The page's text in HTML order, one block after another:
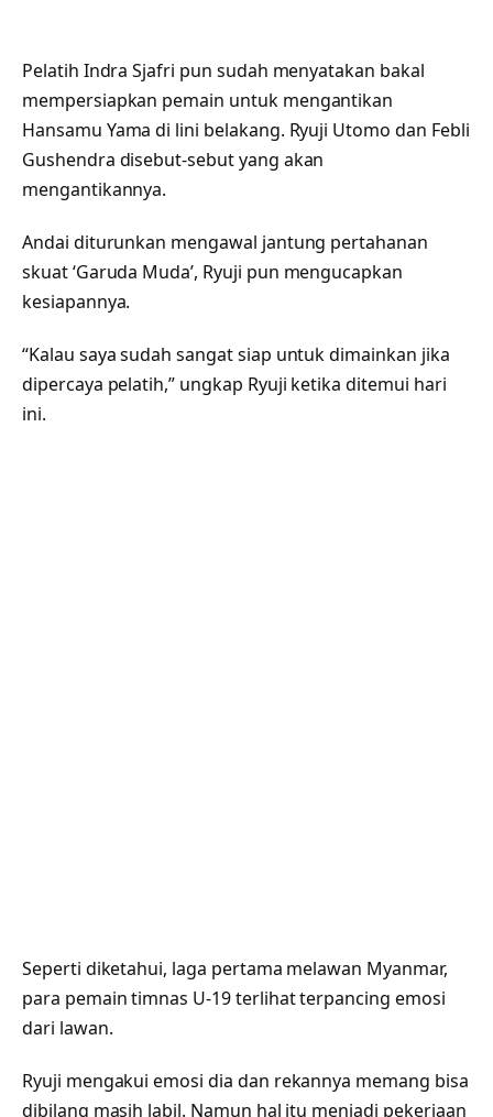
Pelatih Indra Sjafri pun sudah menyatakan bakal
mempersiapkan pemain untuk mengantikan
Hansamu Yama di lini belakang. Ryuji Utomo dan Febli
Gushendra disebut-sebut yang akan
mengantikannya.
Andai diturunkan mengawal jantung pertahanan
skuat ‘Garuda Muda’, Ryuji pun mengucapkan
kesiapannya.
“Kalau saya sudah sangat siap untuk dimainkan jika
dipercaya pelatih,” ungkap Ryuji ketika ditemui hari
ini.
Seperti diketahui, laga pertama melawan Myanmar,
para pemain timnas U-19 terlihat terpancing emosi
dari lawan.
Ryuji mengakui emosi dia dan rekannya memang bisa
dibilang masih labil. Namun hal itu menjadi pekerjaan